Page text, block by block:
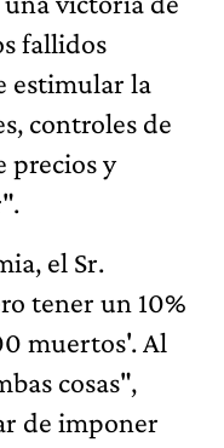
fallidos
estimular la
controles de
precios y
el Sr.
tener un 10%
muertos'. Al
cosas",
de imponer